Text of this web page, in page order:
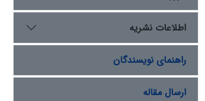
اطلاعات نشریه
راهنمای نویسندگان
ارسال مقاله